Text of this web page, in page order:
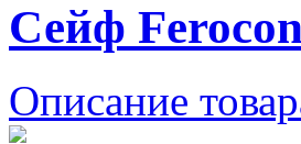
Сейф
Описание